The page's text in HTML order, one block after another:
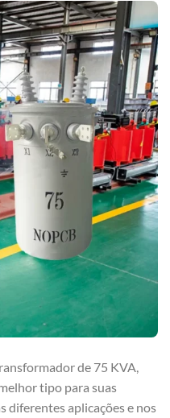
de 75 KVA,
tipo para suas
diferentes aplicações e nos